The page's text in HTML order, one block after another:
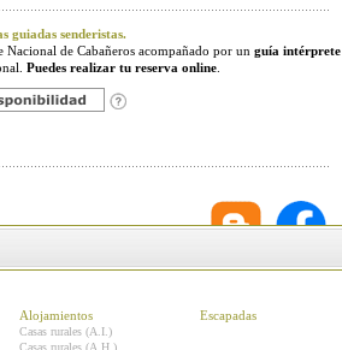
guiadas senderistas.
Nacional de Cabañeros acompañado por un guía intérprete
Puedes realizar tu reserva online
Alojamientos
Casas rurales (A.I.)
Casas rurales (A.H.)
Escapadas